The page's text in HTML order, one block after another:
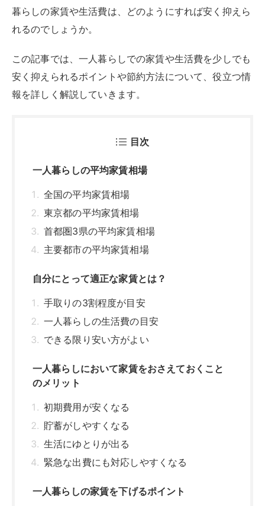
暮らしの家賃や生活費は、どのようにすれば安く抑えら
れるのでしょうか。
この記事では、一人暮らしでの家賃や生活費を少しでも
安く抑えられるポイントや節約方法について、役立つ情
報を詳しく解説していきます。
目次
一人暮らしの平均家賃相場
全国の平均家賃相場
東京都の平均家賃相場
首都圏3県の平均家賃相場
主要都市の平均家賃相場
自分にとって適正な家賃とは？
手取りの3割程度が目安
一人暮らしの生活費の目安
できる限り安い方がよい
一人暮らしにおいて家賃をおさえておくこと
のメリット
初期費用が安くなる
貯蓄がしやすくなる
生活にゆとりが出る
緊急な出費にも対応しやすくなる
一人暮らしの家賃を下げるポイント